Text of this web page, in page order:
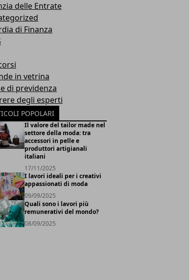
delle Entrate
di Finanza
in vetrina
di previdenza
degli esperti
POPOLARI
Il valore del tailor made nel
settore della moda: tra
accessori in pelle e
produttori artigianali
italiani
17/11/2025
I lavori ideali per i creativi
appassionati di moda
09/09/2025
Quali sono i lavori più
remunerativi del mondo?
08/09/2025